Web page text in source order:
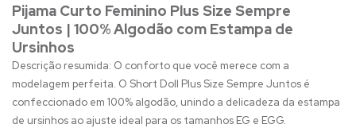
Pijama Curto Feminino Plus Size Sempre
Juntos | 100% Algodão com Estampa de
Ursinhos
Descrição resumida: O conforto que você merece com a
modelagem perfeita. O Short Doll Plus Size Sempre Juntos é
confeccionado em 100% algodão, unindo a delicadeza da estampa
de ursinhos ao ajuste ideal para os tamanhos EG e EGG.